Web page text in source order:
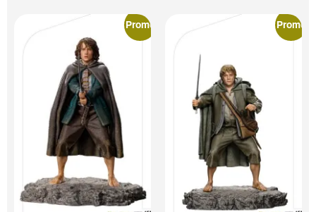
Promo Promo